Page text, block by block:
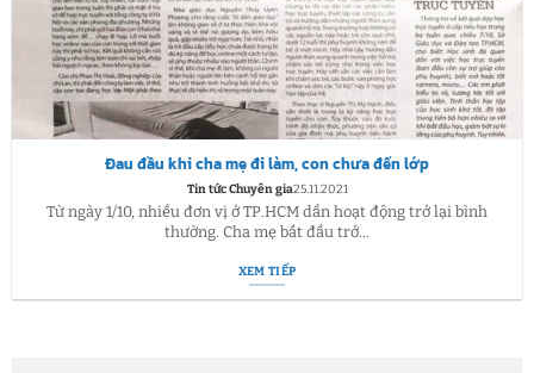
Đau đầu khi cha mẹ đi làm, con chưa đến lớp
Tin tức Chuyên gia25.11.2021
Từ ngày 1/10, nhiều đơn vị ở TP.HCM dần hoạt động trở lại bình
thường. Cha mẹ bắt đầu trở...
XEM TIẾP